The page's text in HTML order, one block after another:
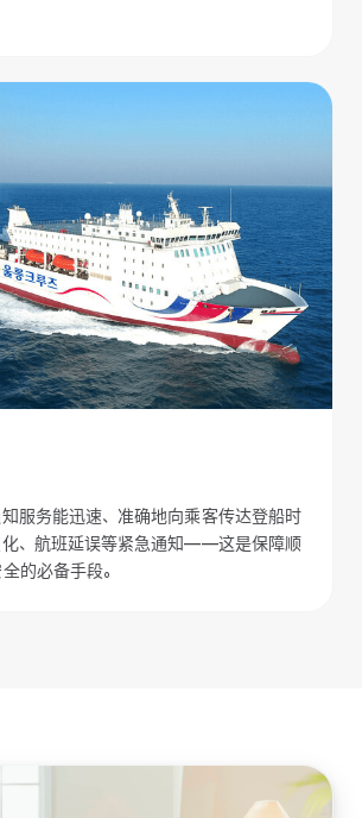
服务能迅速、准确地向乘客传达登船时
化、航班延误等紧急通知——这是保障顺
的必备手段。